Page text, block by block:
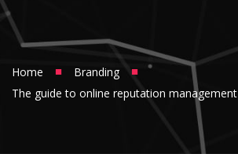
Home ■ Branding ■
The guide to online reputation management